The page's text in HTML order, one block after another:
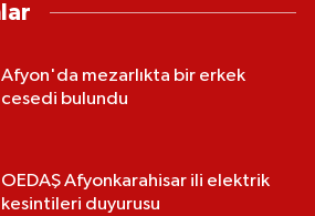
Afyon'da mezarlıkta bir erkek
cesedi bulundu
OEDAŞ Afyonkarahisar ili elektrik
kesintileri duyurusu